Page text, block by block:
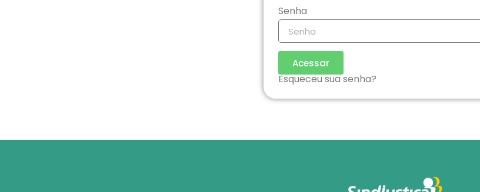
Senha
Acessar
Esqueceu sua senha?